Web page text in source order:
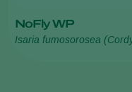
NoFly WP
Isaria fumosorosea